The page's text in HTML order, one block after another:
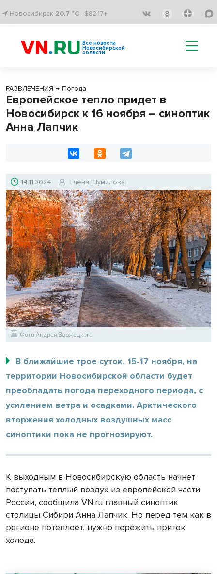
Новосибирск 20.7 °C $82.17↑
Все новости
Новосибирской
области
РАЗВЛЕЧЕНИЯ → Погода
Европейское тепло придет в
Новосибирск к 16 ноября – синоптик
Анна Лапчик
14.11.2024 Елена Шумилова
Фото Андрея Заржецкого
В ближайшие трое суток, 15-17 ноября, на
территории Новосибирской области будет
преобладать погода переходного периода, с
усилением ветра и осадками. Арктического
вторжения холодных воздушных масс
синоптики пока не прогнозируют.
К выходным в Новосибирскую область начнет
поступать теплый воздух из европейской части
России, сообщила VN.ru главный синоптик
столицы Сибири Анна Лапчик. Но перед тем как в
регионе потеплеет, нужно пережить приток
холода.